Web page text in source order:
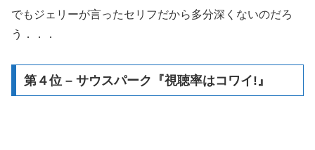
でもジェリーが言ったセリフだから多分深くないのだろ
う．．．
第４位 – サウスパーク『視聴率はコワイ!』